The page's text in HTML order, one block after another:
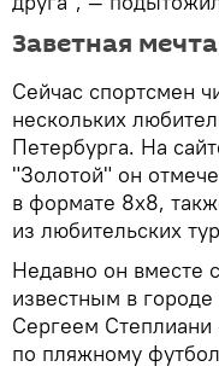
Заветная мечта
Сейчас спортсмен
нескольких
Петербурга. На
"Золотой" он
в формате 8х8,
из любительских
Недавно он вместе
известным в
Сергеем
по пляжному